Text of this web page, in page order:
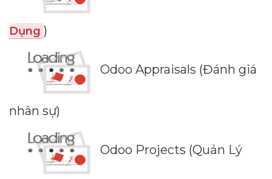
Dụng )
Odoo Appraisals (Đánh giá
nhân sự)
Odoo Projects (Quản Lý